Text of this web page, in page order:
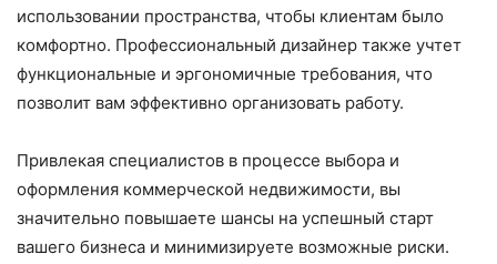
использовании пространства, чтобы клиентам было
комфортно. Профессиональный дизайнер также учтет
функциональные и эргономичные требования, что
позволит вам эффективно организовать работу.
Привлекая специалистов в процессе выбора и
оформления коммерческой недвижимости, вы
значительно повышаете шансы на успешный старт
вашего бизнеса и минимизируете возможные риски.